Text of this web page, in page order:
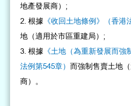
地產發展商）;
根據 《收回土地條例》（香港
地（適用於市區重建局）;
根據 《土地（為重新發展而
法例第545章）而強制售賣土地
商）。